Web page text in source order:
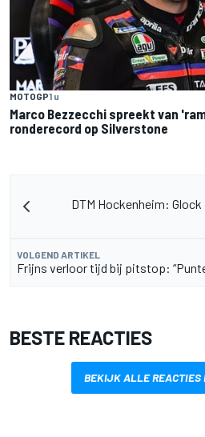
MOTOGP1 u
Marco Bezzecchi spreekt van
ronderecord op Silverstone
DTM Hockenheim:
VOLGEND ARTIKEL
Frijns verloor tijd bij pitstop:
BESTE REACTIES
BEKIJK ALLE REACTIES